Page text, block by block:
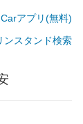
アプリ(無料)
ンスタンド検索